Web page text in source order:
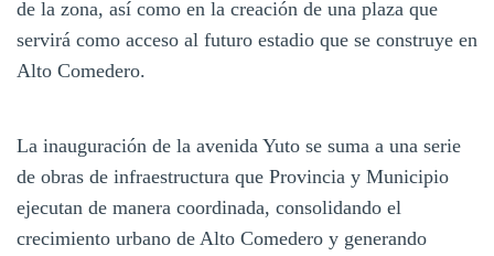
de la zona, así como en la creación de una plaza que
servirá como acceso al futuro estadio que se construye en
Alto Comedero.
La inauguración de la avenida Yuto se suma a una serie
de obras de infraestructura que Provincia y Municipio
ejecutan de manera coordinada, consolidando el
crecimiento urbano de Alto Comedero y generando